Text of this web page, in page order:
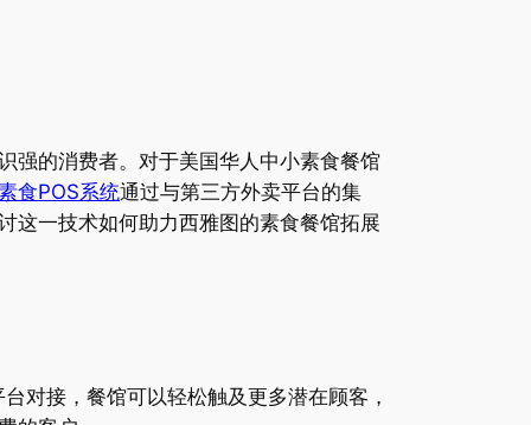
强的消费者。对于美国华人中小素食餐馆
食POS系统通过与第三方外卖平台的集
这一技术如何助力西雅图的素食餐馆拓展
对接，餐馆可以轻松触及更多潜在顾客，